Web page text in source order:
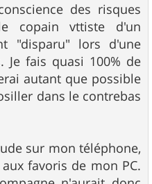
des risques
copain vttiste d'un
"disparu" lors d'une
Je fais quasi 100% de
autant que possible
dans le contrebas
sur mon téléphone,
favoris de mon PC.